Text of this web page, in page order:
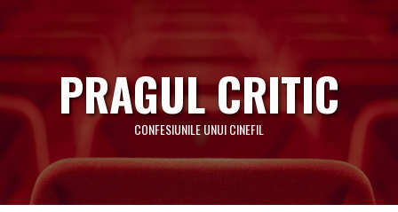
to
content
PRAGUL CRITIC
CONFESIUNILE UNUI CINEFIL